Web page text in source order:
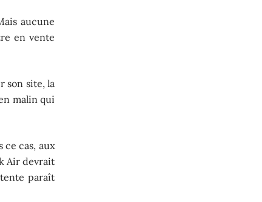
aucune
en vente
son site, la
malin qui
ce cas, aux
Air devrait
paraît